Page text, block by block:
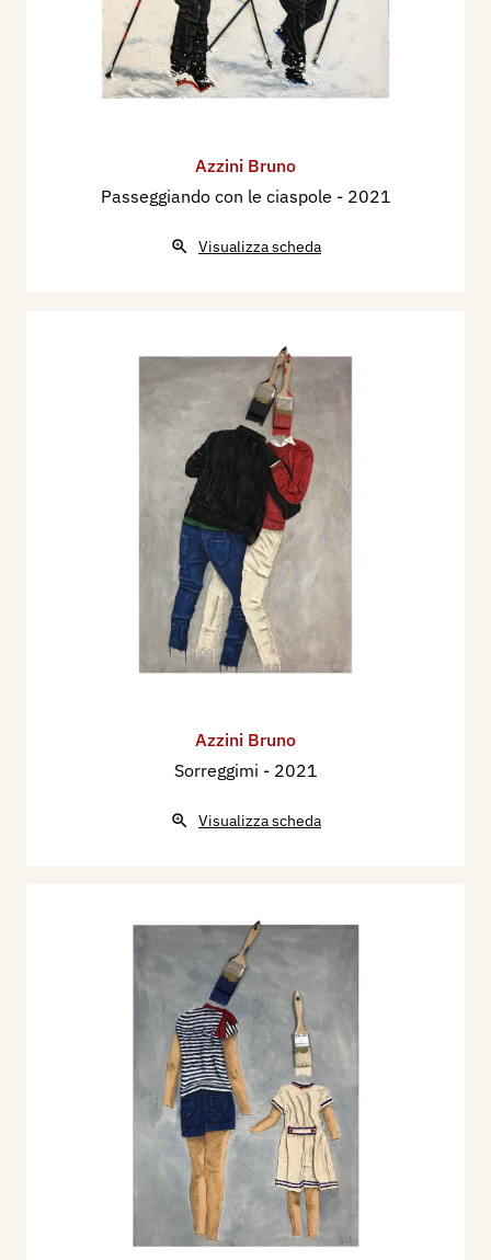
Azzini Bruno
Passeggiando con le ciaspole - 2021
Visualizza scheda
Azzini Bruno
Sorreggimi - 2021
Visualizza scheda